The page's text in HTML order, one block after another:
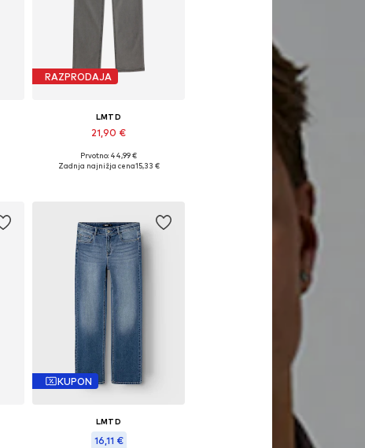
RAZPRODAJA
LMTD
21,90 €
Na voljo v različnih velikostih
Prvotno: 44,99 €
Zadnja najnižja cena15,33 €
KUPON
LMTD
16,11 €